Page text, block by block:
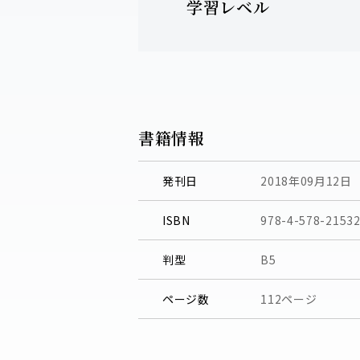
学習レベル
書籍情報
発刊日 2018年09月12日
ISBN 978-4-578-
判型 B5
ページ数 112ページ